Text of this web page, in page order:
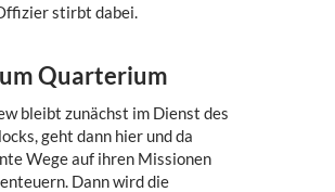
stirbt dabei.
Quarterium
bleibt zunächst im Dienst des
geht dann hier und da
Wege auf ihren Missionen
Dann wird die